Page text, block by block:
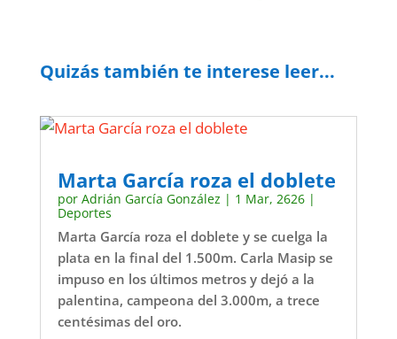
Quizás también te interese leer...
Marta García roza el doblete
por Adrián García González | 1 Mar, 2626|
Deportes
Marta García roza el doblete y se cuelga la
plata en la final del 1.500m. Carla Masip se
impuso en los últimos metros y dejó a la
palentina, campeona del 3.000m, a trece
centésimas del oro.